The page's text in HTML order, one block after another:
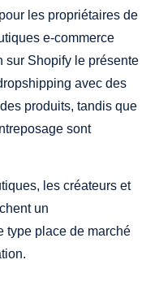
les propriétaires de
e-commerce
sur Shopify le présente
avec des
produits, tandis que
sont
les créateurs et
un
type place de marché